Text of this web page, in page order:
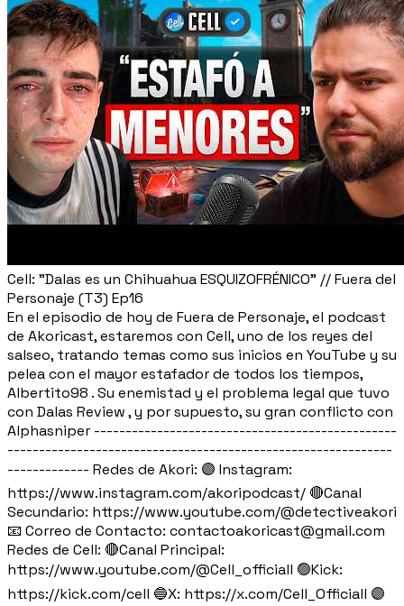
Cell: "Dalas es un Chihuahua ESQUIZOFRÉNICO" // Fuera del
Personaje (T3) Ep16
En el episodio de hoy de Fuera de Personaje, el podcast
de Akoricast, estaremos con Cell, uno de los reyes del
salseo, tratando temas como sus inicios en YouTube y su
pelea con el mayor estafador de todos los tiempos,
Albertito98 . Su enemistad y el problema legal que tuvo
con Dalas Review , y por supuesto, su gran conflicto con
Alphasniper ------------------------------------------------
-------------------------------------------------------------
------------- Redes de Akori: 🟣 Instagram:
https://www.instagram.com/akoripodcast/ 🔴Canal
Secundario: https://www.youtube.com/@detectiveakori
📧 Correo de Contacto: contactoakoricast@gmail.com
Redes de Cell: 🔴Canal Principal:
https://www.youtube.com/@Cell_officiall 🟢Kick:
https://kick.com/cell 🔵X: https://x.com/Cell_Officiall 🟣